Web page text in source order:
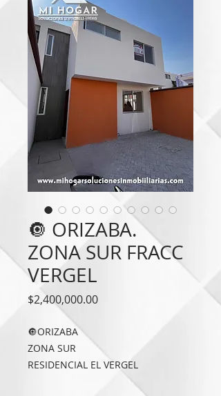
🔘 ORIZABA.
ZONA SUR FRACC
VERGEL
$2,400,000.00Precio
🔘ORIZABA
ZONA SUR
RESIDENCIAL EL VERGEL